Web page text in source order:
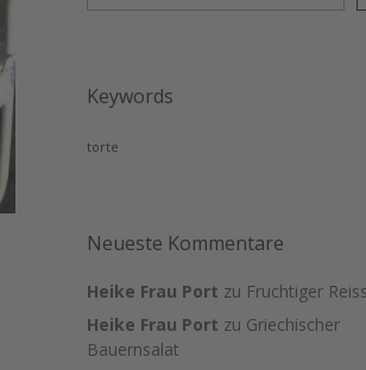
Keywords
torte
Neueste Kommentare
Heike Frau Port zu Fruchtiger
Heike Frau Port zu Griechischer
Bauernsalat